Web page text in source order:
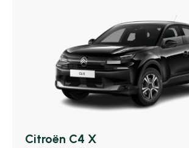
Citroën C4 X